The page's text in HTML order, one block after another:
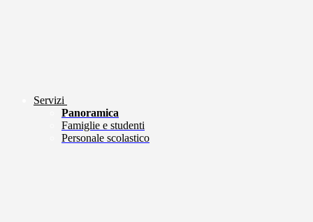
Servizi
Panoramica
Famiglie e studenti
Personale scolastico